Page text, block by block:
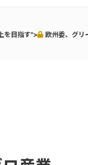
を目指す"> 欧州委、グリ